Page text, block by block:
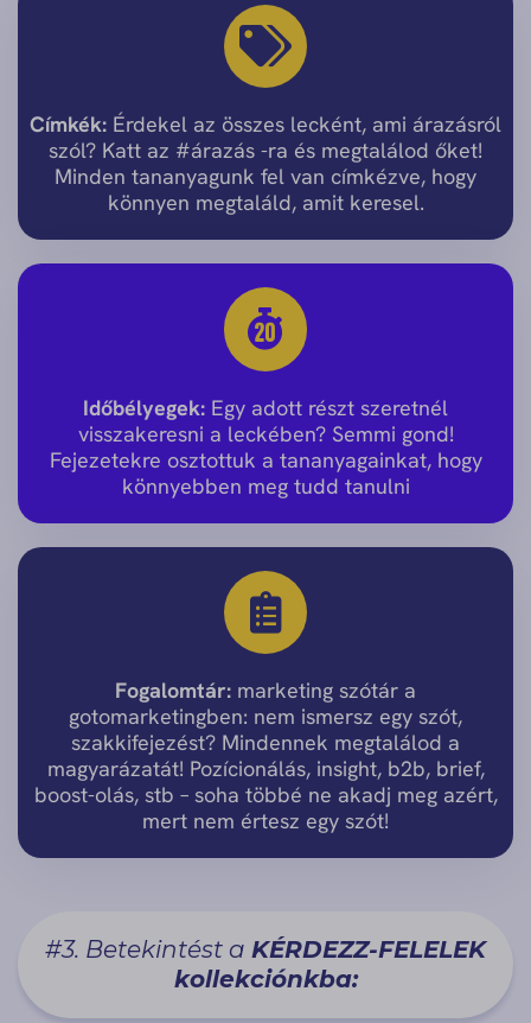
Címkék: Érdekel az összes lecként, ami árazásról
szól? Katt az #árazás -ra és megtalálod őket!
Minden tananyagunk fel van címkézve, hogy
könnyen megtaláld, amit keresel.
Időbélyegek: Egy adott részt szeretnél
visszakeresni a leckében? Semmi gond!
Fejezetekre osztottuk a tananyagainkat, hogy
könnyebben meg tudd tanulni
Fogalomtár: marketing szótár a
gotomarketingben: nem ismersz egy szót,
szakkifejezést? Mindennek megtalálod a
magyarázatát! Pozícionálás, insight, b2b, brief,
boost-olás, stb – soha többé ne akadj meg azért,
mert nem értesz egy szót!
#3. Betekintést a KÉRDEZZ-FELELEK
kollekciónkba: